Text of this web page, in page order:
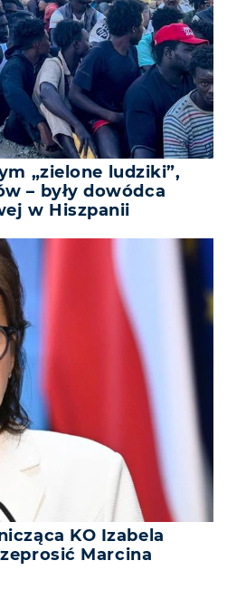
„zielone ludziki”,
– były dowódca
w Hiszpanii
KO Izabela
Marcina